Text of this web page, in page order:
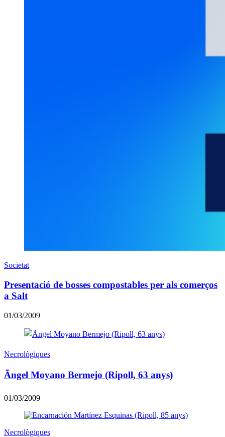
Societat
Presentació de bosses compostables per als comerços
a Salt
01/03/2009
Necrològiques
Ãngel Moyano Bermejo (Ripoll, 63 anys)
01/03/2009
Necrològiques